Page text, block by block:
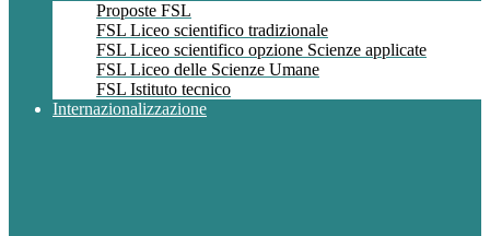
Proposte FSL
FSL Liceo scientifico tradizionale
FSL Liceo scientifico opzione Scienze applicate
FSL Liceo delle Scienze Umane
FSL Istituto tecnico
Internazionalizzazione